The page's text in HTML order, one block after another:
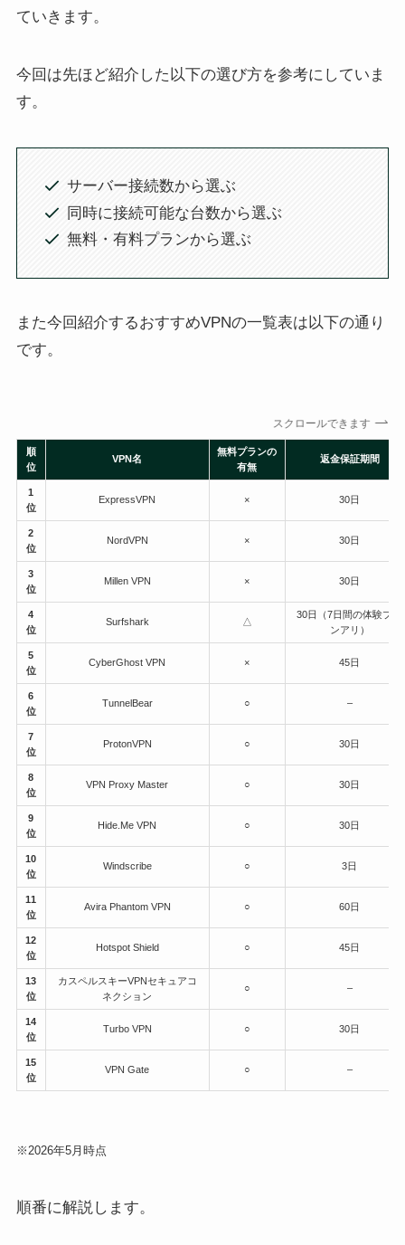
ていきます。
今回は先ほど紹介した以下の選び方を参考にしていま
す。
サーバー接続数から選ぶ
同時に接続可能な台数から選ぶ
無料・有料プランから選ぶ
また今回紹介するおすすめVPNの一覧表は以下の通り
です。
スクロールできます
順
位
VPN名
無料プランの
有無
返金保証期間
1
位
ExpressVPN × 30日
2
位
NordVPN × 30日
3
位
Millen VPN × 30日
4
位
Surfshark △
30日（7日間の体験プラ
ンアリ）
5
位
CyberGhost VPN × 45日
6
位
TunnelBear ○ –
7
位
ProtonVPN ○ 30日
8
位
VPN Proxy Master ○ 30日
9
位
Hide.Me VPN ○ 30日
10
位
Windscribe ○ 3日
11
位
Avira Phantom VPN ○ 60日
12
位
Hotspot Shield ○ 45日
13
位
カスペルスキーVPNセキュアコ
ネクション
○ –
14
位
Turbo VPN ○ 30日
15
位
VPN Gate ○ –
※2026年5月時点
順番に解説します。